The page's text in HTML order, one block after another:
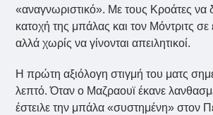
«αναγνωριστικό». Με τους Κροάτες να
κατοχή της μπάλας και τον Μόντριτς
αλλά χωρίς να γίνονται απειλητικοί.
Η πρώτη αξιόλογη στιγμή του ματς
λεπτό. Όταν ο Μαζραουϊ έκανε
έστειλε την μπάλα «συστημένη» στον